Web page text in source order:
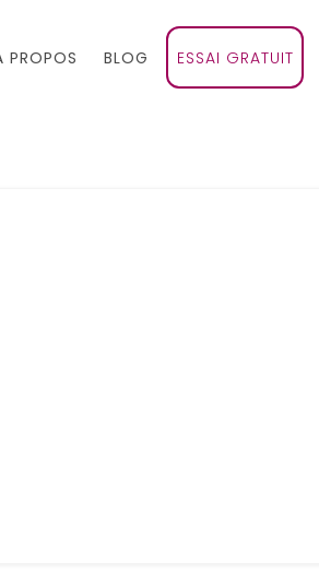
PROPOS BLOG ESSAI GRATUIT